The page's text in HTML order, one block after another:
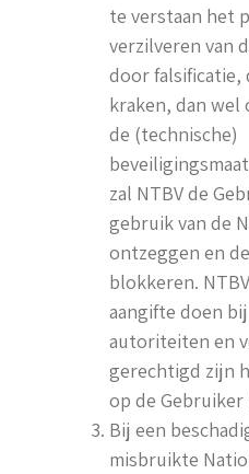
te verstaan het
verzilveren van
door falsificatie,
kraken, dan wel
de (technische)
zal NTBV de
gebruik van de
ontzeggen en
blokkeren.
aangifte doen
autoriteiten en
gerechtigd zijn
op de
Bij een
misbruikte